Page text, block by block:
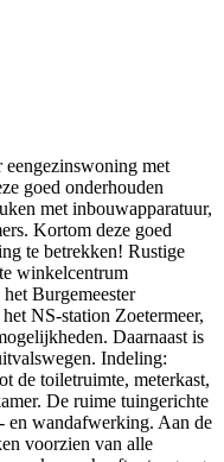
eengezinswoning met
goed onderhouden
met inbouwapparatuur,
Kortom deze goed
te betrekken! Rustige
winkelcentrum
Burgemeester
NS-station Zoetermeer,
Daarnaast is
Indeling:
de toiletruimte, meterkast,
De ruime tuingerichte
en wandafwerking. Aan de
voorzien van alle